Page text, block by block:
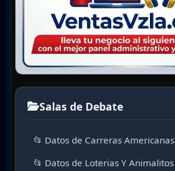
Salas de Debate
📂 Datos de Carreras Americanas
📂 Datos de Loterias Y Animalitos